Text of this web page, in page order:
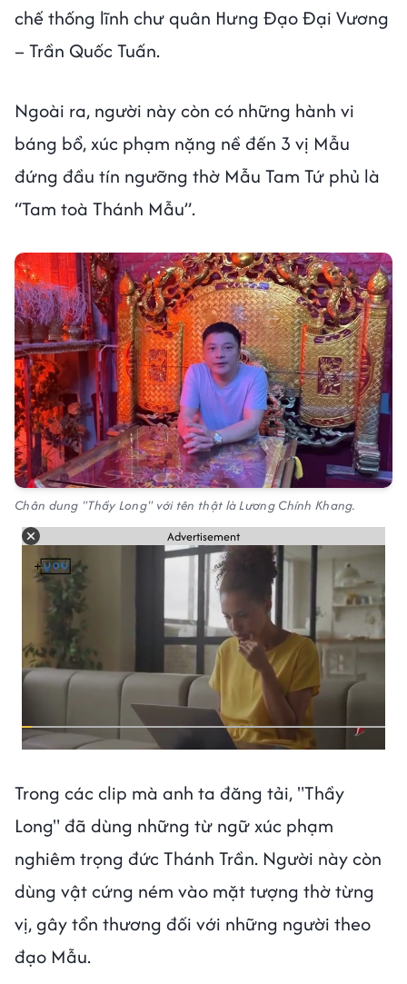
chế thống lĩnh chư quân Hưng Đạo Đại Vương
– Trần Quốc Tuấn.
Ngoài ra, người này còn có những hành vi
báng bổ, xúc phạm nặng nề đến 3 vị Mẫu
đứng đầu tín ngưỡng thờ Mẫu Tam Tứ phủ là
“Tam toà Thánh Mẫu”.
Chân dung "Thầy Long" với tên thật là Lương Chính Khang.
Advertisement
Trong các clip mà anh ta đăng tải, "Thầy
Long" đã dùng những từ ngữ xúc phạm
nghiêm trọng đức Thánh Trần. Người này còn
dùng vật cứng ném vào mặt tượng thờ từng
vị, gây tổn thương đối với những người theo
đạo Mẫu.